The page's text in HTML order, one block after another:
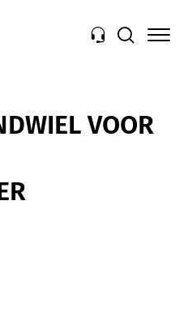
Navigation
VOOR